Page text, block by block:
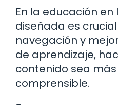
En la educación en
diseñada es
navegación y
de aprendizaje,
contenido sea
comprensible.